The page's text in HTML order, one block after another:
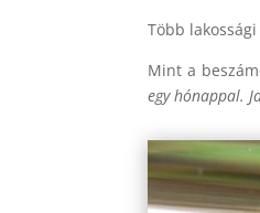
Több
Mint a
egy hónappal.